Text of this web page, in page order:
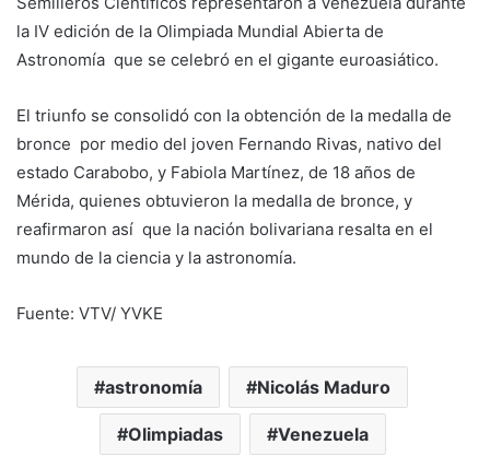
la IV edición de la Olimpiada Mundial Abierta de
Astronomía que se celebró en el gigante euroasiático.
El triunfo se consolidó con la obtención de la medalla de
bronce por medio del joven Fernando Rivas, nativo del
estado Carabobo, y Fabiola Martínez, de 18 años de
Mérida, quienes obtuvieron la medalla de bronce, y
reafirmaron así que la nación bolivariana resalta en el
mundo de la ciencia y la astronomía.
Fuente: VTV/ YVKE
astronomía Nicolás Maduro
Olimpiadas Venezuela